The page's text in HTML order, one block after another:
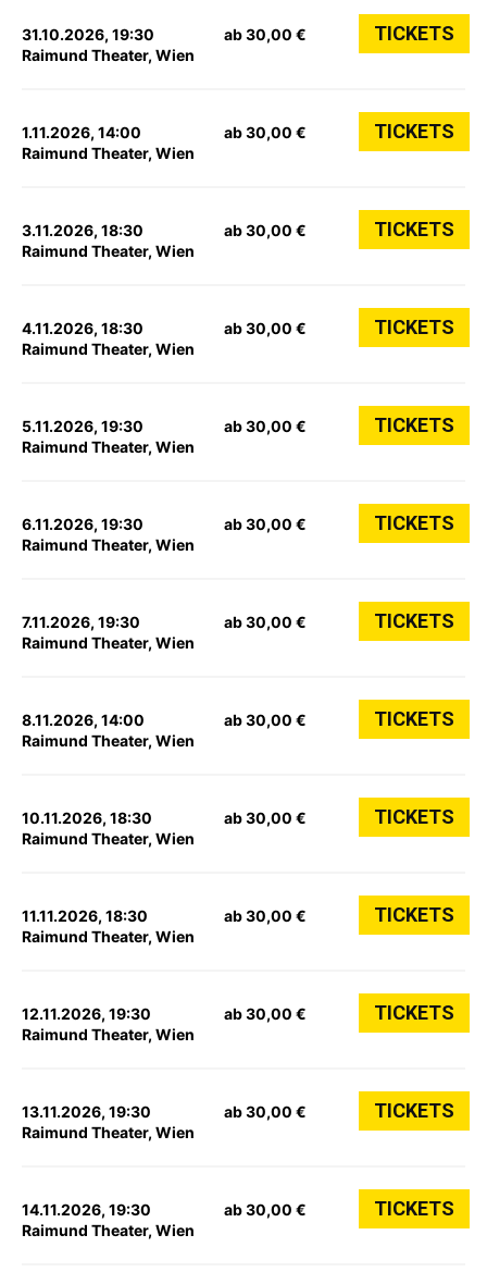
31.10.2026, 19:30
Raimund Theater, Wien
ab 30,00 € TICKETS
1.11.2026, 14:00
Raimund Theater, Wien
ab 30,00 € TICKETS
3.11.2026, 18:30
Raimund Theater, Wien
ab 30,00 € TICKETS
4.11.2026, 18:30
Raimund Theater, Wien
ab 30,00 € TICKETS
5.11.2026, 19:30
Raimund Theater, Wien
ab 30,00 € TICKETS
6.11.2026, 19:30
Raimund Theater, Wien
ab 30,00 € TICKETS
7.11.2026, 19:30
Raimund Theater, Wien
ab 30,00 € TICKETS
8.11.2026, 14:00
Raimund Theater, Wien
ab 30,00 € TICKETS
10.11.2026, 18:30
Raimund Theater, Wien
ab 30,00 € TICKETS
11.11.2026, 18:30
Raimund Theater, Wien
ab 30,00 € TICKETS
12.11.2026, 19:30
Raimund Theater, Wien
ab 30,00 € TICKETS
13.11.2026, 19:30
Raimund Theater, Wien
ab 30,00 € TICKETS
14.11.2026, 19:30
Raimund Theater, Wien
ab 30,00 € TICKETS